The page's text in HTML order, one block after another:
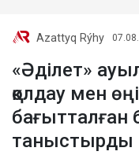
Azattyq Rýhy
«Әділет»
қолдау мен
бағытталған
таныстырды